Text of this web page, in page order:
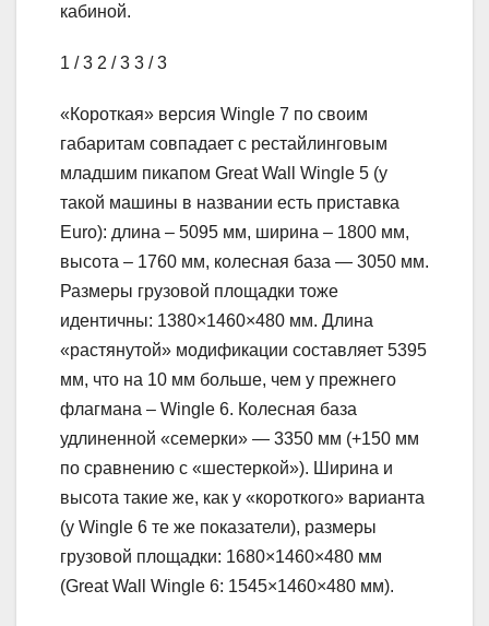
кабиной.
1 / 3 2 / 3 3 / 3
«Короткая» версия Wingle 7 по своим
габаритам совпадает с рестайлинговым
младшим пикапом Great Wall Wingle 5 (у
такой машины в названии есть приставка
Euro): длина – 5095 мм, ширина – 1800 мм,
высота – 1760 мм, колесная база — 3050 мм.
Размеры грузовой площадки тоже
идентичны: 1380×1460×480 мм. Длина
«растянутой» модификации составляет 5395
мм, что на 10 мм больше, чем у прежнего
флагмана – Wingle 6. Колесная база
удлиненной «семерки» — 3350 мм (+150 мм
по сравнению с «шестеркой»). Ширина и
высота такие же, как у «короткого» варианта
(у Wingle 6 те же показатели), размеры
грузовой площадки: 1680×1460×480 мм
(Great Wall Wingle 6: 1545×1460×480 мм).